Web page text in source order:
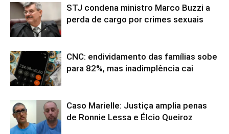
STJ condena ministro Marco Buzzi a
perda de cargo por crimes sexuais
CNC: endividamento das famílias sobe
para 82%, mas inadimplência cai
Caso Marielle: Justiça amplia penas
de Ronnie Lessa e Élcio Queiroz